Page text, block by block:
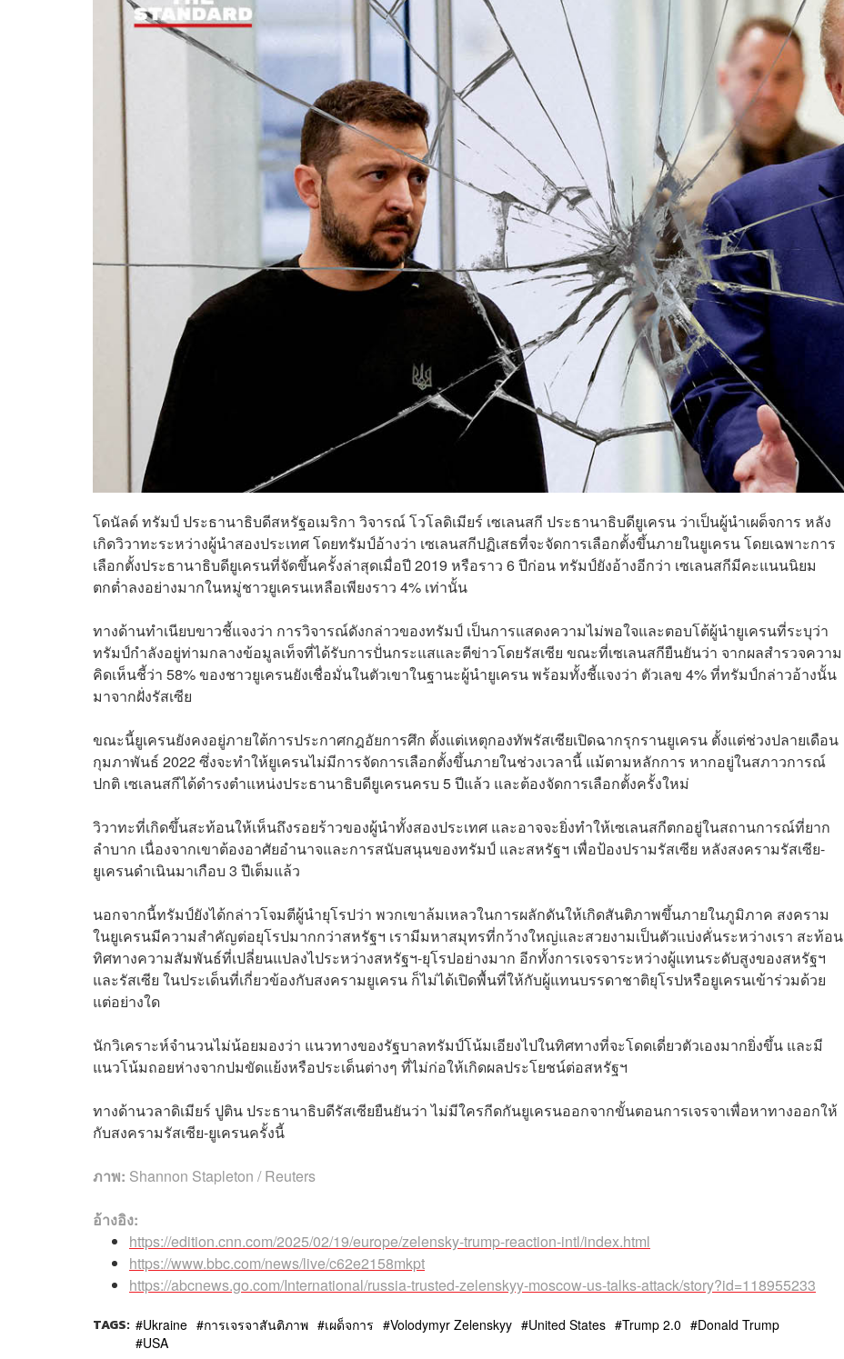
โดนัลด์ ทรัมป์ ประธานาธิบดีสหรัฐอเมริกา วิจารณ์ โวโลดิเมียร์ เซเลนสกี ประธานาธิบดียูเครน ว่าเป็นผู้นำเผด็จการ หลัง
เกิดวิวาทะระหว่างผู้นำสองประเทศ โดยทรัมป์อ้างว่า เซเลนสกีปฏิเสธที่จะจัดการเลือกตั้งขึ้นภายในยูเครน โดยเฉพาะการ
เลือกตั้งประธานาธิบดียูเครนที่จัดขึ้นครั้งล่าสุดเมื่อปี 2019 หรือราว 6 ปีก่อน ทรัมป์ยังอ้างอีกว่า เซเลนสกีมีคะแนนนิยม
ตกต่ำลงอย่างมากในหมู่ชาวยูเครนเหลือเพียงราว 4% เท่านั้น
ทางด้านทำเนียบขาวชี้แจงว่า การวิจารณ์ดังกล่าวของทรัมป์ เป็นการแสดงความไม่พอใจและตอบโต้ผู้นำยูเครนที่ระบุว่า
ทรัมป์กำลังอยู่ท่ามกลางข้อมูลเท็จที่ได้รับการปั่นกระแสและตีข่าวโดยรัสเซีย ขณะที่เซเลนสกียืนยันว่า จากผลสำรวจความ
คิดเห็นชี้ว่า 58% ของชาวยูเครนยังเชื่อมั่นในตัวเขาในฐานะผู้นำยูเครน พร้อมทั้งชี้แจงว่า ตัวเลข 4% ที่ทรัมป์กล่าวอ้างนั้น
มาจากฝั่งรัสเซีย
ขณะนี้ยูเครนยังคงอยู่ภายใต้การประกาศกฎอัยการศึก ตั้งแต่เหตุกองทัพรัสเซียเปิดฉากรุกรานยูเครน ตั้งแต่ช่วงปลายเดือน
กุมภาพันธ์ 2022 ซึ่งจะทำให้ยูเครนไม่มีการจัดการเลือกตั้งขึ้นภายในช่วงเวลานี้ แม้ตามหลักการ หากอยู่ในสภาวการณ์
ปกติ เซเลนสกีได้ดำรงตำแหน่งประธานาธิบดียูเครนครบ 5 ปีแล้ว และต้องจัดการเลือกตั้งครั้งใหม่
วิวาทะที่เกิดขึ้นสะท้อนให้เห็นถึงรอยร้าวของผู้นำทั้งสองประเทศ และอาจจะยิ่งทำให้เซเลนสกีตกอยู่ในสถานการณ์ที่ยาก
ลำบาก เนื่องจากเขาต้องอาศัยอำนาจและการสนับสนุนของทรัมป์ และสหรัฐฯ เพื่อป้องปรามรัสเซีย หลังสงครามรัสเซีย-
ยูเครนดำเนินมาเกือบ 3 ปีเต็มแล้ว
นอกจากนี้ทรัมป์ยังได้กล่าวโจมตีผู้นำยุโรปว่า พวกเขาล้มเหลวในการผลักดันให้เกิดสันติภาพขึ้นภายในภูมิภาค สงคราม
ในยูเครนมีความสำคัญต่อยุโรปมากกว่าสหรัฐฯ เรามีมหาสมุทรที่กว้างใหญ่และสวยงามเป็นตัวแบ่งคั่นระหว่างเรา สะท้อน
ทิศทางความสัมพันธ์ที่เปลี่ยนแปลงไประหว่างสหรัฐฯ-ยุโรปอย่างมาก อีกทั้งการเจรจาระหว่างผู้แทนระดับสูงของสหรัฐฯ
และรัสเซีย ในประเด็นที่เกี่ยวข้องกับสงครามยูเครน ก็ไม่ได้เปิดพื้นที่ให้กับผู้แทนบรรดาชาติยุโรปหรือยูเครนเข้าร่วมด้วย
แต่อย่างใด
นักวิเคราะห์จำนวนไม่น้อยมองว่า แนวทางของรัฐบาลทรัมป์โน้มเอียงไปในทิศทางที่จะโดดเดี่ยวตัวเองมากยิ่งขึ้น และมี
แนวโน้มถอยห่างจากปมขัดแย้งหรือประเด็นต่างๆ ที่ไม่ก่อให้เกิดผลประโยชน์ต่อสหรัฐฯ
ทางด้านวลาดิเมียร์ ปูติน ประธานาธิบดีรัสเซียยืนยันว่า ไม่มีใครกีดกันยูเครนออกจากขั้นตอนการเจรจาเพื่อหาทางออกให้
กับสงครามรัสเซีย-ยูเครนครั้งนี้
ภาพ: Shannon Stapleton / Reuters
อ้างอิง:
https://edition.cnn.com/2025/02/19/europe/zelensky-trump-reaction-intl/index.html
https://www.bbc.com/news/live/c62e2158mkpt
https://abcnews.go.com/International/russia-trusted-zelenskyy-moscow-us-talks-attack/story?id=118955233
TAGS: Ukraine การเจรจาสันติภาพ เผด็จการ Volodymyr Zelenskyy United States Trump 2.0
Donald Trump
USA